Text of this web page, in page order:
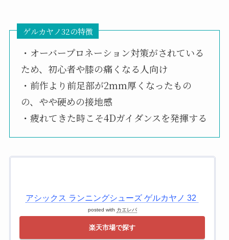
ゲルカヤノ32の特徴
・オーバープロネーション対策がされている
ため、初心者や膝の痛くなる人向け
・前作より前足部が2mm厚くなったもの
の、やや硬めの接地感
・疲れてきた時こそ4Dガイダンスを発揮する
アシックス ランニングシューズ ゲルカヤノ 32
posted with カエレバ
楽天市場で探す